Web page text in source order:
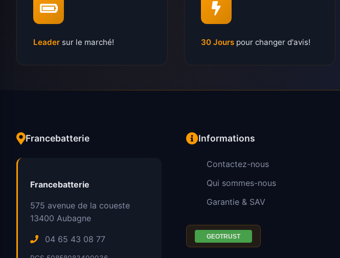
Leader sur le marché! 30 Jours pour changer d'avis!
Francebatterie
Francebatterie
575 avenue de la coueste
13400 Aubagne
04 65 43 08 77
Informations
Contactez-nous
Qui sommes-nous
Garantie & SAV